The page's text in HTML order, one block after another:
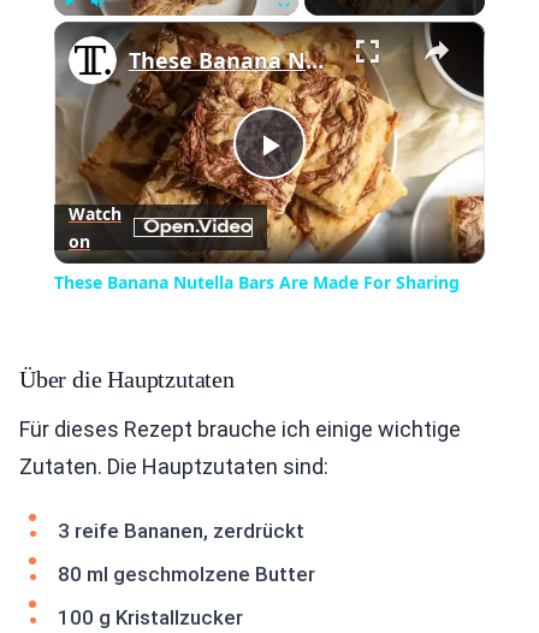
Fullscreen ×
Play
Video
These Banana Nutella Bars Are Made For Sharing
Watch
on
These Banana Nutella Bars Are Made For Sharing
Über die Hauptzutaten
Für dieses Rezept brauche ich einige wichtige
Zutaten. Die Hauptzutaten sind:
3 reife Bananen, zerdrückt
80 ml geschmolzene Butter
100 g Kristallzucker